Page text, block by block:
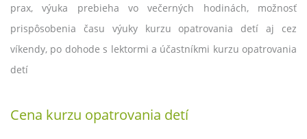
prax, výuka prebieha vo večerných hodinách, možnosť
prispôsobenia času výuky kurzu opatrovania detí aj cez
víkendy, po dohode s lektormi a účastníkmi kurzu opatrovania
detí
Cena kurzu opatrovania detí